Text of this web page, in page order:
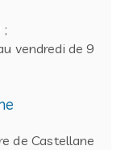
;
vendredi de 9
de Castellane